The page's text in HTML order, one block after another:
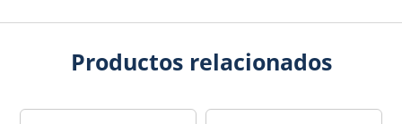
Productos relacionados